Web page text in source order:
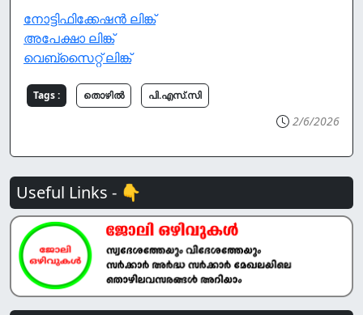
നോട്ടിഫിക്കേഷൻ ലിങ്ക്
അപേക്ഷാ ലിങ്ക്
വെബ്സൈറ്റ് ലിങ്ക്
Tags : തൊഴില്‍ പി.എസ്.സി
2/6/2026
Useful Links - 👇